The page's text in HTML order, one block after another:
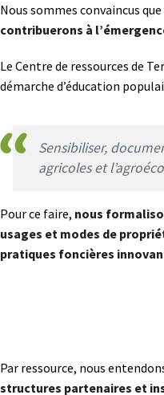
Nous sommes convaincus que
contribuerons à
Le Centre de ressources de
démarche d’éducation
Sensibiliser,
agricoles et
Pour ce faire, nous
usages et modes de
pratiques foncières
Par ressource, nous
structures partenaires et